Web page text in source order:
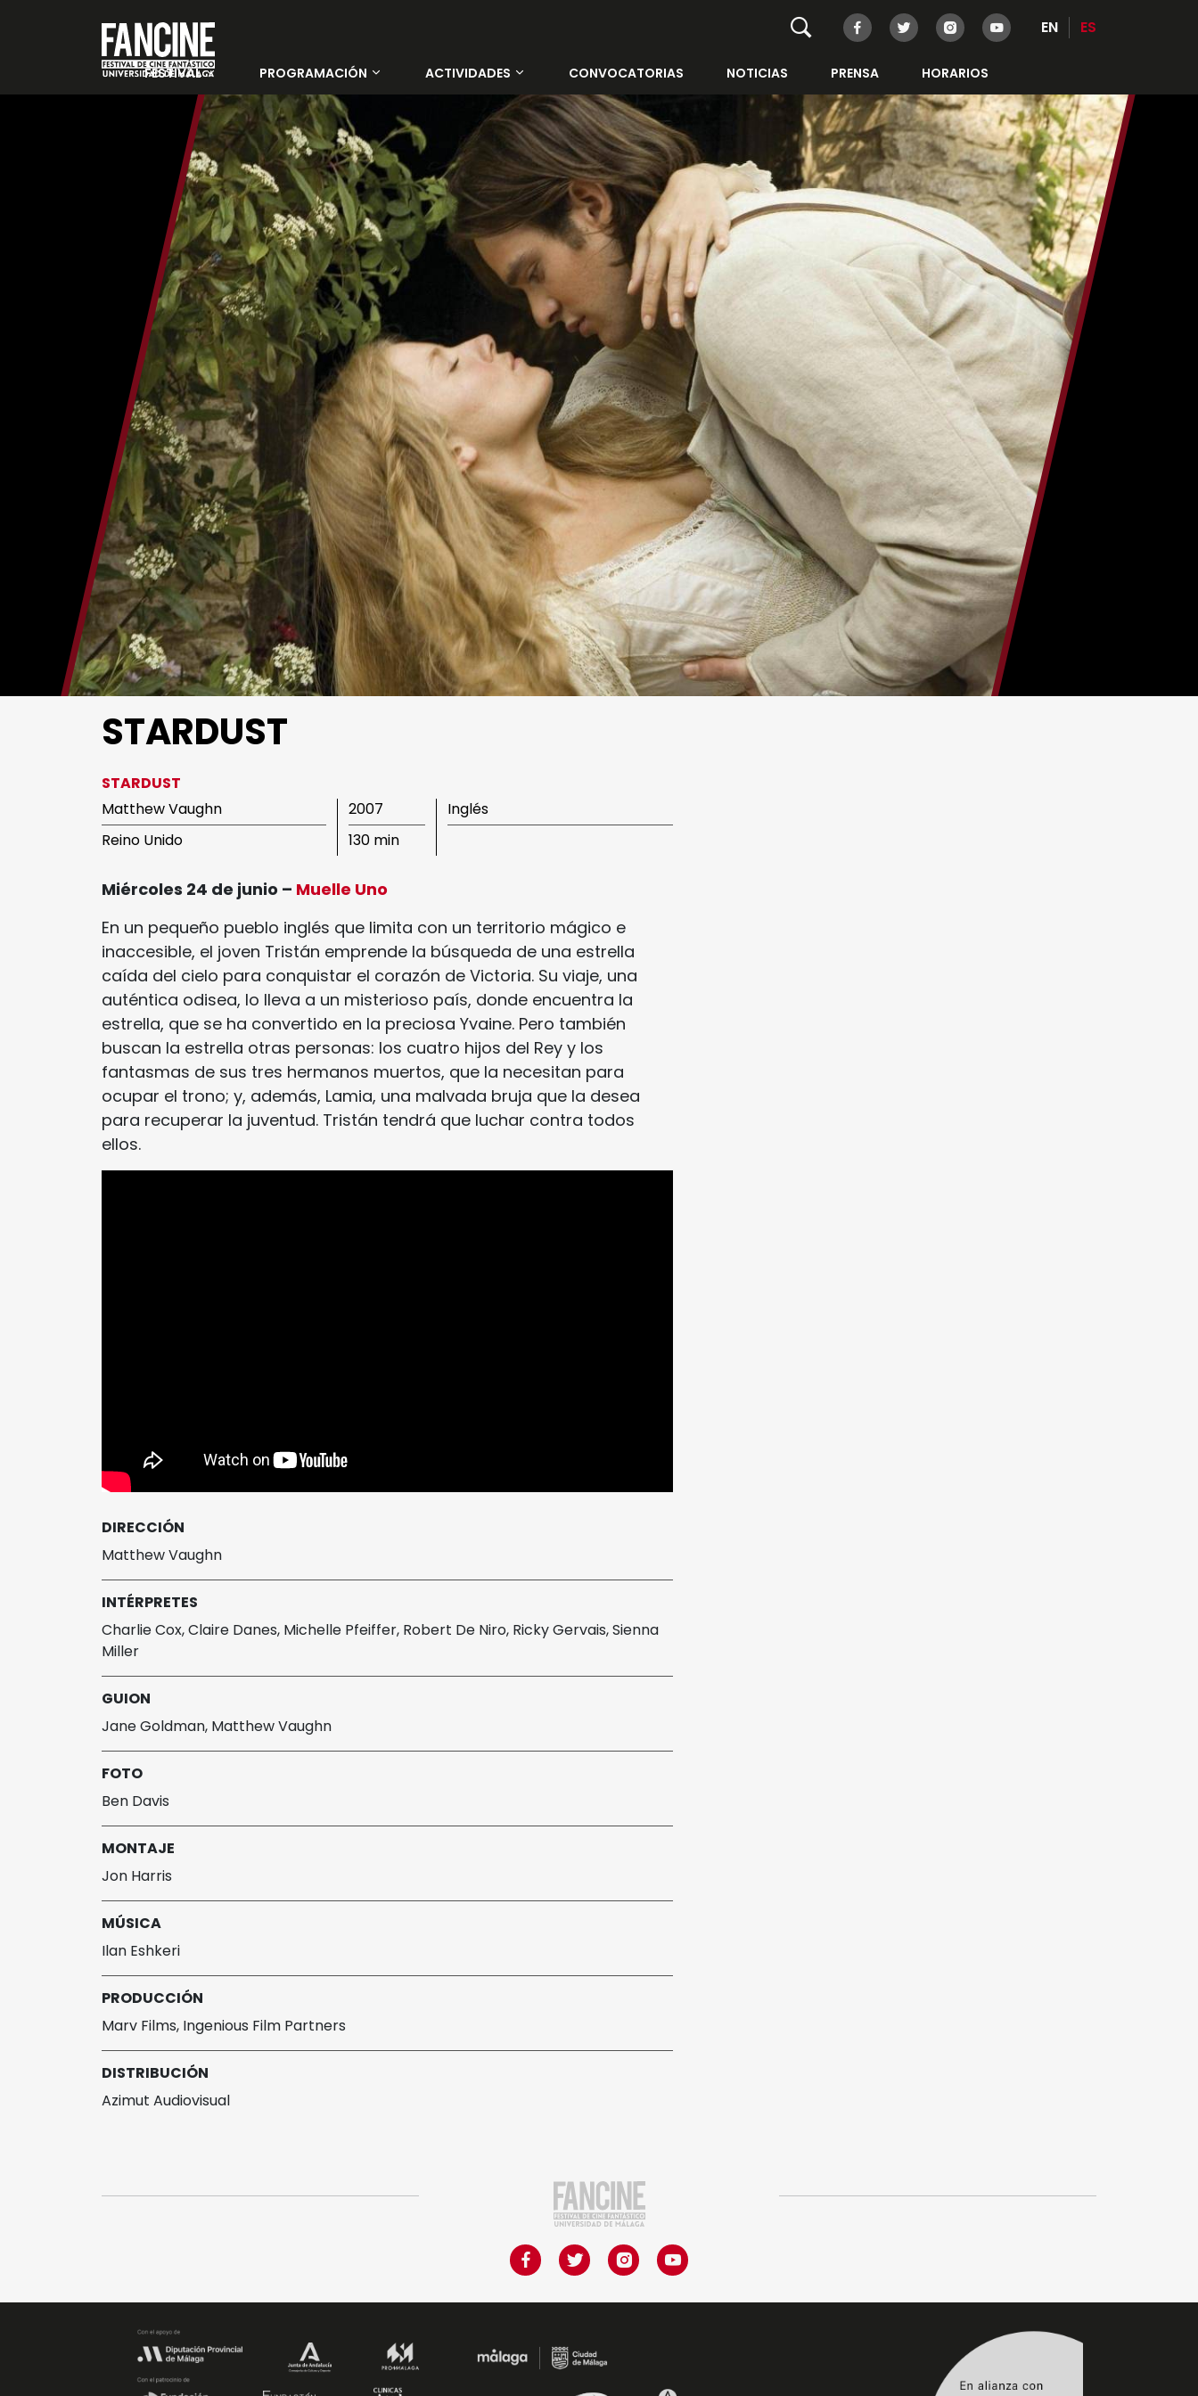
EN ES
FESTIVAL
Sobre nosotros
Instituciones y
Entidades
colaboradoras
PALMARÉS 35 FANCINE
Jurado Oficial
Jurado Joven
Sedes
Noviembre Fantasma
Ediciones Anteriores
Videos
MIFF
Reglamento
Entradas
PROGRAMACIÓN
Películas
Días
ACTIVIDADES
Todas las actividades
Contenedor Cultural
Muelle Uno
Rectorado de la UMA
Salón de Actos E.T.S.I.
Facultad de Ciencias
Museo Picasso
Polo de Contenidos
Digitales
CONVOCATORIAS NOTICIAS PRENSA HORARIOS
STARDUST
STARDUST
Matthew Vaughn
Reino Unido
2007
130 min
Inglés
Miércoles 24 de junio – Muelle Uno
En un pequeño pueblo inglés que limita con un territorio mágico e
inaccesible, el joven Tristán emprende la búsqueda de una estrella
caída del cielo para conquistar el corazón de Victoria. Su viaje, una
auténtica odisea, lo lleva a un misterioso país, donde encuentra la
estrella, que se ha convertido en la preciosa Yvaine. Pero también
buscan la estrella otras personas: los cuatro hijos del Rey y los
fantasmas de sus tres hermanos muertos, que la necesitan para
ocupar el trono; y, además, Lamia, una malvada bruja que la desea
para recuperar la juventud. Tristán tendrá que luchar contra todos
ellos.
DIRECCIÓN
Matthew Vaughn
INTÉRPRETES
Charlie Cox, Claire Danes, Michelle Pfeiffer, Robert De Niro, Ricky Gervais, Sienna
Miller
GUION
Jane Goldman, Matthew Vaughn
FOTO
Ben Davis
MONTAJE
Jon Harris
MÚSICA
Ilan Eshkeri
PRODUCCIÓN
Marv Films, Ingenious Film Partners
DISTRIBUCIÓN
Azimut Audiovisual